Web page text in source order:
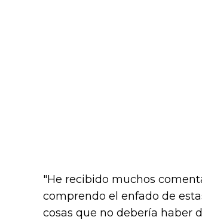
"He recibido muchos
comprendo el enfado de
cosas que no debería haber